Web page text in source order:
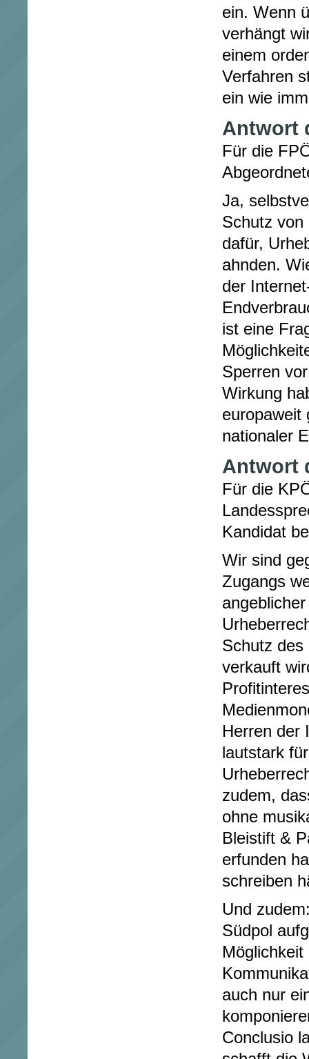
ein. Wenn
verhängt
einem
Verfahren
ein wie
Antwort
Für die
Ja,
Schutz von
dafür,
ahnden.
der
ist eine
Sperren
Wirkung
europaweit
nationaler
Antwort
Für die
Kandidat
Wir sind
Zugangs
Schutz des
verkauft
Herren der
lautstark
zudem,
ohne
Bleistift &
erfunden
schreiben
Und
Südpol
auch nur
Conclusio